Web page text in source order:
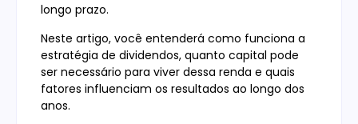
longo prazo.
Neste artigo, você entenderá como funciona a
estratégia de dividendos, quanto capital pode
ser necessário para viver dessa renda e quais
fatores influenciam os resultados ao longo dos
anos.